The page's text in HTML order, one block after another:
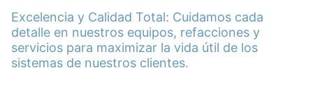
Excelencia y Calidad Total: Cuidamos cada
detalle en nuestros equipos, refacciones y
servicios para maximizar la vida útil de los
sistemas de nuestros clientes.